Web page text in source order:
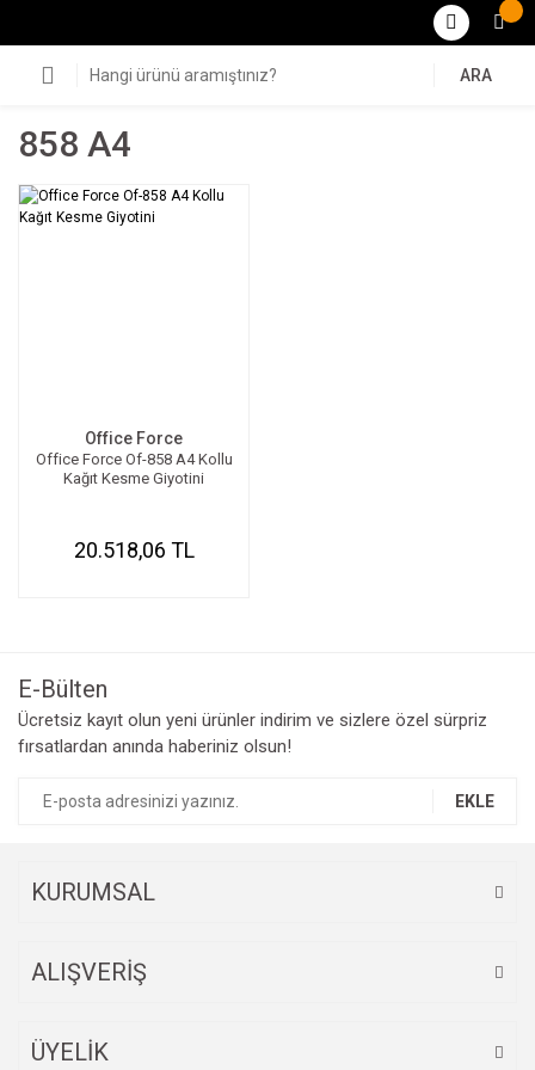
ARA
858 A4
Office Force
Office Force Of-858 A4 Kollu
Kağıt Kesme Giyotini
20.518,06 TL
E-Bülten
Ücretsiz kayıt olun yeni ürünler indirim ve sizlere özel sürpriz
fırsatlardan anında haberiniz olsun!
EKLE
KURUMSAL
ALIŞVERİŞ
ÜYELİK